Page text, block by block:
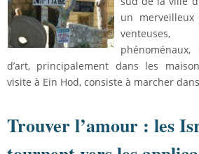
un
d’art, principalement dans les
visite à Ein Hod, consiste à marcher
Trouver l’amour : les